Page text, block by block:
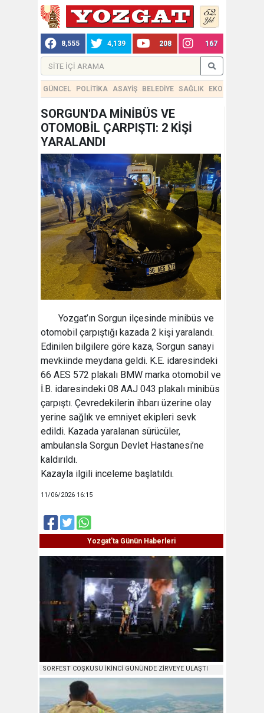
8,555 4,139 208 167
GÜNCEL POLİTİKA ASAYİŞ BELEDİYE SAĞLIK EKONOMİ
SORGUN'DA MİNİBÜS VE
OTOMOBİL ÇARPIŞTI: 2 KİŞİ
YARALANDI
Yozgat’ın Sorgun ilçesinde minibüs ve
otomobil çarpıştığı kazada 2 kişi yaralandı.
Edinilen bilgilere göre kaza, Sorgun sanayi
mevkiinde meydana geldi. K.E. idaresindeki
66 AES 572 plakalı BMW marka otomobil ve
İ.B. idaresindeki 08 AAJ 043 plakalı minibüs
çarpıştı. Çevredekilerin ihbarı üzerine olay
yerine sağlık ve emniyet ekipleri sevk
edildi. Kazada yaralanan sürücüler,
ambulansla Sorgun Devlet Hastanesi’ne
kaldırıldı.
Kazayla ilgili inceleme başlatıldı.
11/06/2026 16:15
Yozgat'ta Günün Haberleri
SORFEST COŞKUSU İKİNCİ GÜNÜNDE ZİRVEYE ULAŞTI